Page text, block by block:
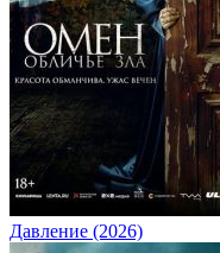
Давление (2026)